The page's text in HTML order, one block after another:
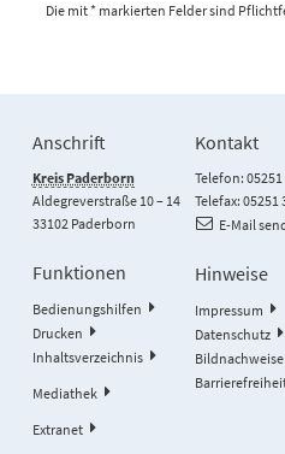
Die mit * markierten Felder sind
Anschrift
Kreis Paderborn
Aldegreverstraße 10 – 14
33102 Paderborn
Kontakt
Telefon: 05251
Telefax: 05251
E-Mail
Funktionen
Bedienungshilfen
Drucken
Inhaltsverzeichnis
Mediathek
Extranet
Hinweise
Impressum
Datenschutz
Bildnachweise